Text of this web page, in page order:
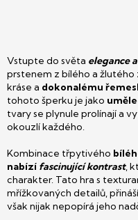
Vstupte do světa elegance
prstenem z bílého a
kráse a dokonalému
tohoto šperku je jako
tvary se plynule prolínají a
okouzlí každého.
Kombinace třpytivého
nabízí fascinující kontrast,
charakter. Tato hra s
mřížkovaných detailů,
však nijak nepopírá jeho